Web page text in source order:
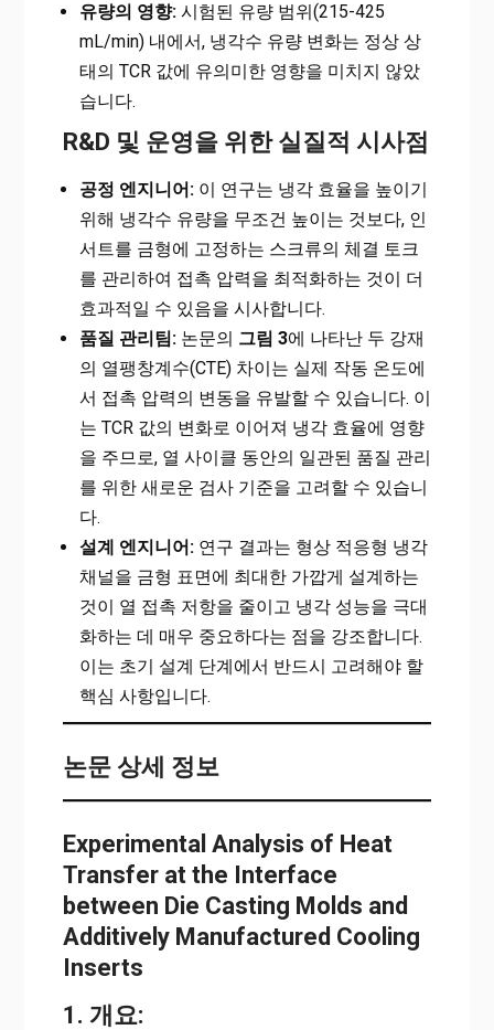
유량의 영향:시험된 유량 범위(215-425
mL/min) 내에서, 냉각수 유량 변화는 정상 상
태의 TCR 값에 유의미한 영향을 미치지 않았
습니다.
R&D 및 운영을 위한 실질적 시사점
공정 엔지니어:이 연구는 냉각 효율을 높이기
위해 냉각수 유량을 무조건 높이는 것보다, 인
서트를 금형에 고정하는 스크류의 체결 토크
를 관리하여 접촉 압력을 최적화하는 것이 더
효과적일 수 있음을 시사합니다.
품질 관리팀:논문의 그림 3에 나타난 두 강재
의 열팽창계수(CTE) 차이는 실제 작동 온도에
서 접촉 압력의 변동을 유발할 수 있습니다. 이
는 TCR 값의 변화로 이어져 냉각 효율에 영향
을 주므로, 열 사이클 동안의 일관된 품질 관리
를 위한 새로운 검사 기준을 고려할 수 있습니
다.
설계 엔지니어:연구 결과는 형상 적응형 냉각
채널을 금형 표면에 최대한 가깝게 설계하는
것이 열 접촉 저항을 줄이고 냉각 성능을 극대
화하는 데 매우 중요하다는 점을 강조합니다.
이는 초기 설계 단계에서 반드시 고려해야 할
핵심 사항입니다.
논문 상세 정보
Experimental Analysis of Heat
Transfer at the Interface
between Die Casting Molds and
Additively Manufactured Cooling
Inserts
1. 개요: